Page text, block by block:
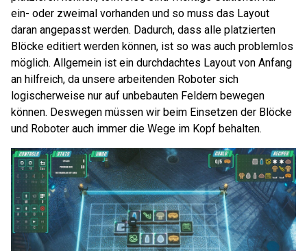
ein- oder zweimal vorhanden und so muss das Layout
daran angepasst werden. Dadurch, dass alle platzierten
Blöcke editiert werden können, ist so was auch problemlos
möglich. Allgemein ist ein durchdachtes Layout von Anfang
an hilfreich, da unsere arbeitenden Roboter sich
logischerweise nur auf unbebauten Feldern bewegen
können. Deswegen müssen wir beim Einsetzen der Blöcke
und Roboter auch immer die Wege im Kopf behalten.